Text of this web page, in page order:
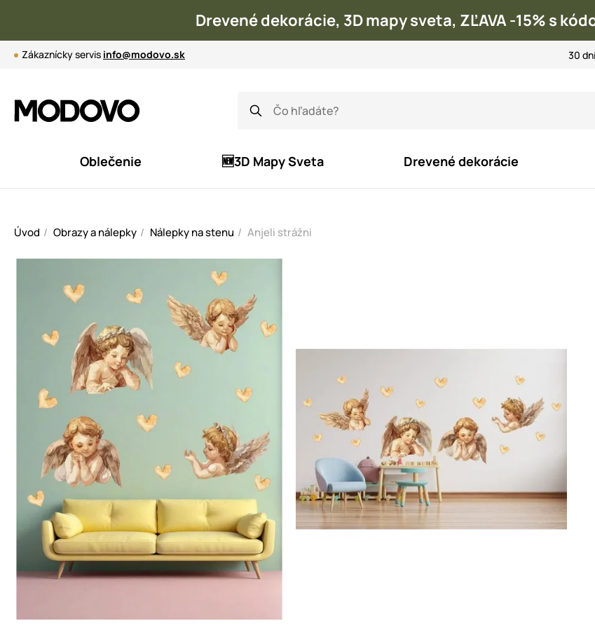
Drevené dekorácie, 3D mapy sveta, ZĽAVA -15% s
Zákaznícky servis info@modovo.sk 30
Oblečenie 🆕3D Mapy Sveta Drevené dekorácie
Úvod Obrazy a nálepky Nálepky na stenu Anjeli strážni